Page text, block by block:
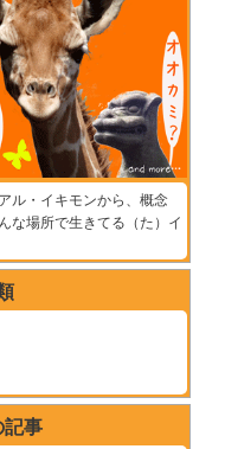
ル・イキモンから、概念
な場所で生きてる（た）イ
事